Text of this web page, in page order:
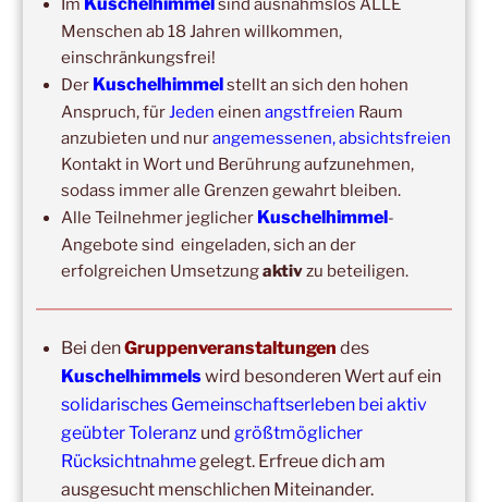
Kuschelhimmel 6h
Wochenend-Event,17. Oktober 2026
2026– Wochenende für 2:1 Ausbildung
14:00–16:00 ,24. Oktober 2026–Free Hugs-Aktion
Frankfurt, Zeil (Nähe Konstabler Wache, vor H&M) 2h
Copyright © 2017-2026
Kuschelhimmel
Alle Rechte vorbehalten.
Menschen ab 18 Jahren willkommen,
einschränkungsfrei!
Der Kuschelhimmelstellt an sich den hohen
Anspruch, für Jeden einen angstfreien Raum
anzubieten und nurangemessenen, absichtsfreien
Kontakt in Wort und Berührung aufzunehmen,
sodass immer alle Grenzen gewahrt bleiben.
Alle Teilnehmer jeglicher Kuschelhimmel-
Angebote sind eingeladen, sich an der
erfolgreichen Umsetzungaktivzu beteiligen.
Bei denGruppenveranstaltungen des
Kuschelhimmelswird besonderen Wert auf ein
solidarisches Gemeinschaftserleben bei aktiv
geübter Toleranzund größtmöglicher
Rücksichtnahmegelegt. Erfreue dich am
ausgesucht menschlichen Miteinander.